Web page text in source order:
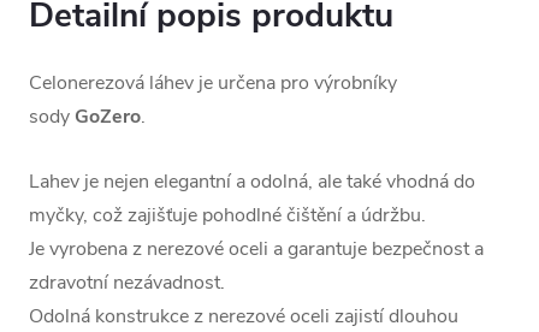
Detailní popis produktu
Celonerezová láhev je určena pro výrobníky
sody GoZero.
Lahev je nejen elegantní a odolná, ale také vhodná do
myčky, což zajišťuje pohodlné čištění a údržbu.
Je vyrobena z nerezové oceli a garantuje bezpečnost a
zdravotní nezávadnost.
Odolná konstrukce z nerezové oceli zajistí dlouhou